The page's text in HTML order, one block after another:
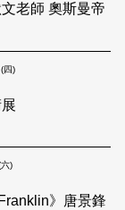
老師 奧斯曼帝
(四)
)
》唐景鋒